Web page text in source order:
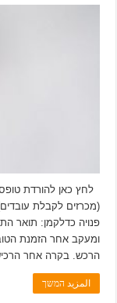
פנויה כדלקמן: תואר
ומעקב אחר הזמנת
הרכש. בקרה אחר
المزيد המשך